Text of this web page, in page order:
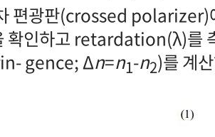
편광판(crossed polarizer)
확인하고 retardation(λ)를
gence; Δn=n1-n2)를 계